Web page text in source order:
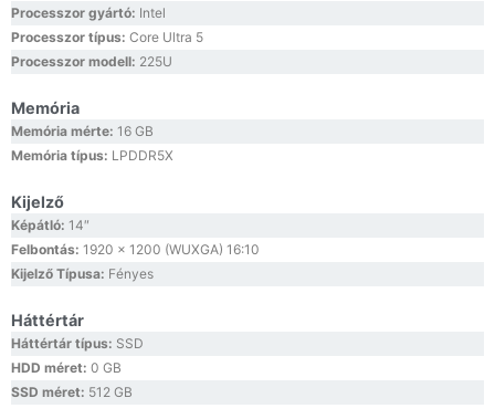
Processzor gyártó: Intel
Processzor típus: Core Ultra 5
Processzor modell: 225U
Memória
Memória mérte: 16 GB
Memória típus: LPDDR5X
Kijelző
Képátló: 14″
Felbontás: 1920 x 1200 (WUXGA) 16:10
Kijelző Típusa: Fényes
Háttértár
Háttértár típus: SSD
HDD méret: 0 GB
SSD méret: 512 GB